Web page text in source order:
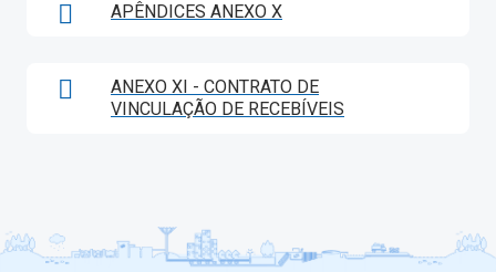
APÊNDICES ANEXO X
ANEXO XI - CONTRATO DE
VINCULAÇÃO DE RECEBÍVEIS